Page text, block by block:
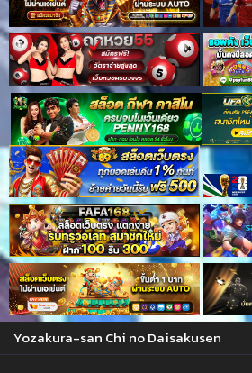
Yozakura-san Chi no Daisakusen